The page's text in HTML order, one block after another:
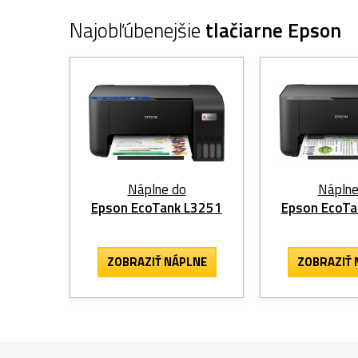
Najobľúbenejšie tlačiarne Epson
Náplne do
Epson EcoTank L3251
ZOBRAZIŤ NÁPLNE
Epson
ZOBRAZIŤ